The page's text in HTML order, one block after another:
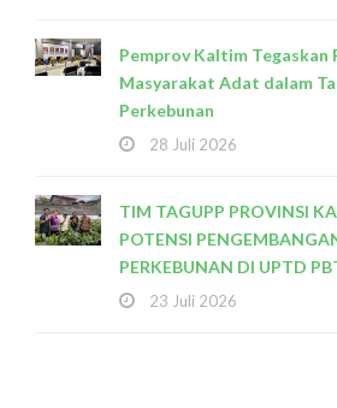
Pemprov Kaltim Tegaskan
Masyarakat Adat dalam
Perkebunan
28 Juli 2026
TIM TAGUPP PROVINSI
POTENSI
PERKEBUNAN DI UPTD
23 Juli 2026